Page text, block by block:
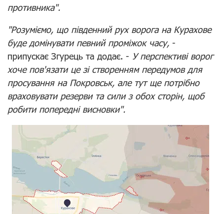
противника".
"Розуміємо, що південний рух ворога на Курахове
буде домінувати певний проміжок часу, -
припускає Згурець та додає. - У перспективі ворог
хоче пов'язати це зі створенням передумов для
просування на Покровськ, але тут ще потрібно
враховувати резерви та сили з обох сторін, щоб
робити попередні висновки".